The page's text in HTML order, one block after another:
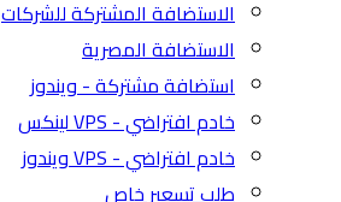
الاستضافة المشتركة للشركات
الاستضافة المصرية
استضافة مشتركة - ويندوز
خادم افتراضي - VPS لينكس
خادم افتراضي - VPS ويندوز
طلب تسعير خاص